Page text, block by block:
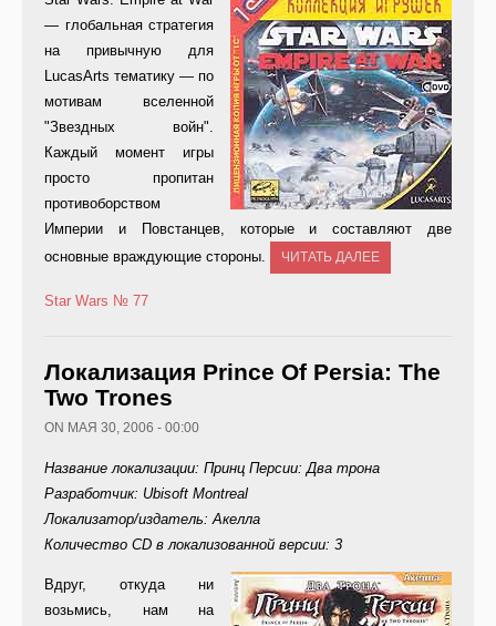
— глобальная стратегия
на привычную для
LucasArts тематику — по
мотивам вселенной
"Звездных войн".
Каждый момент игры
просто пропитан
противоборством
Империи и Повстанцев, которые и составляют две
основные враждующие стороны.
ЧИТАТЬ ДАЛЕЕ
Star Wars № 77
Локализация Prince Of Persia: The
Two Trones
ON МАЯ 30, 2006 - 00:00
Название локализации: Принц Персии: Два трона
Разработчик: Ubisoft Montreal
Локализатор/издатель: Акелла
Количество CD в локализованной версии: 3
Вдруг, откуда ни
возьмись, нам на